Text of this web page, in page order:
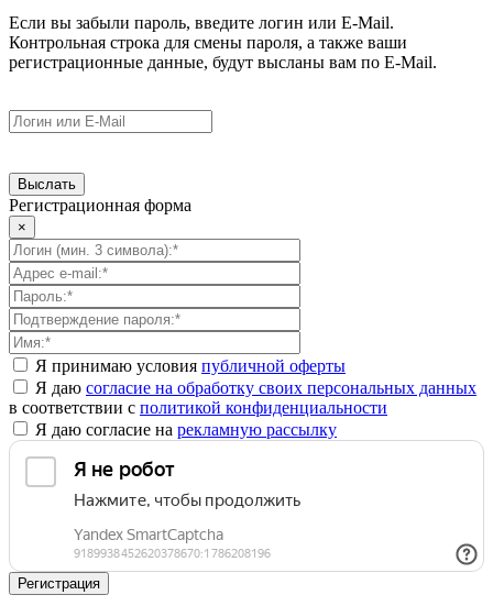
Если вы забыли пароль, введите логин или E-Mail.
Контрольная строка для смены пароля, а также ваши
регистрационные данные, будут высланы вам по E-Mail.
Регистрационная форма
×
Я принимаю условия публичной оферты
Я даю согласие на обработку своих персональных данных
в соответствии с политикой конфиденциальности
Я даю согласие на рекламную рассылку